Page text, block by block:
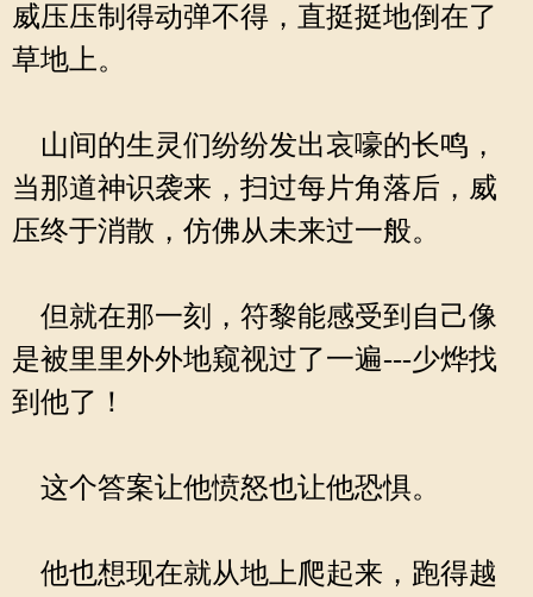
威压压制得动弹不得，直挺挺地倒在了
草地上。
山间的生灵们纷纷发出哀嚎的长鸣，
当那道神识袭来，扫过每片角落后，威
压终于消散，仿佛从未来过一般。
但就在那一刻，符黎能感受到自己像
是被里里外外地窥视过了一遍---少烨找
到他了！
这个答案让他愤怒也让他恐惧。
他也想现在就从地上爬起来，跑得越